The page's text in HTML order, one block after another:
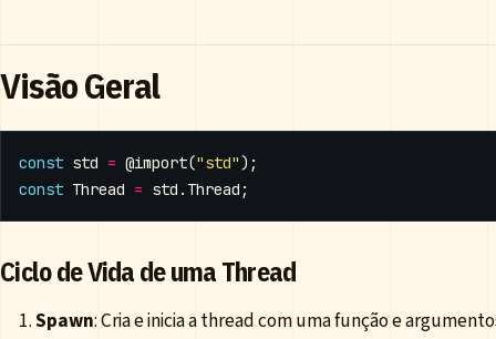
Visão Geral
const std = @import("std");
const Thread = std . Thread ;
Ciclo de Vida de uma Thread
Spawn: Cria e inicia a thread com uma função e